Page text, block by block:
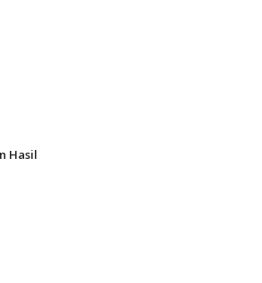
Hasil